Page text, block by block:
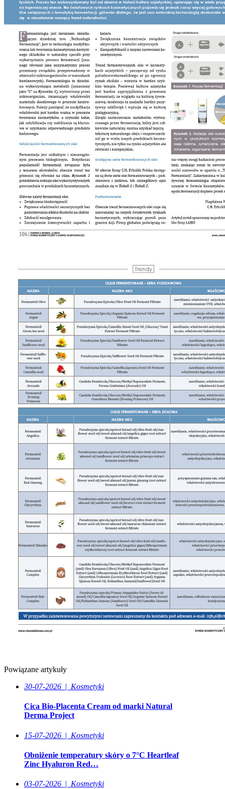
Powiązane artykuły
30-07-2026 | Kosmetyki
Cica Bio-Placenta Cream od marki Natural
Derma Project
15-07-2026 | Kosmetyki
Obniżenie temperatury skóry o 7°C Heartleaf
Zinc Hyaluron Red…
03-07-2026 | Kosmetyki